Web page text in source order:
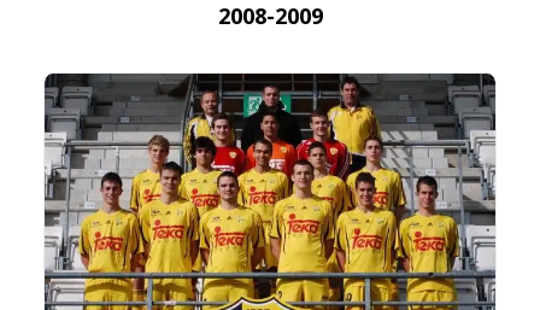
2008-2009